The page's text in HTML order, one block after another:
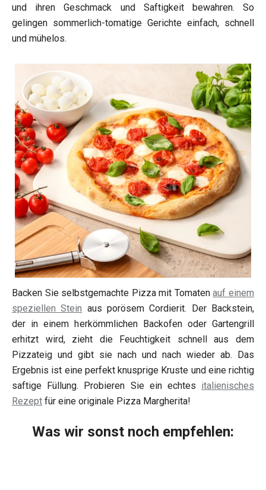
und ihren Geschmack und Saftigkeit bewahren. So
gelingen sommerlich-tomatige Gerichte einfach, schnell
und mühelos.
Backen Sie selbstgemachte Pizza mit Tomatenauf einem
speziellen Stein aus porösem Cordierit. Der Backstein,
der in einem herkömmlichen Backofen oder Gartengrill
erhitzt wird, zieht die Feuchtigkeit schnell aus dem
Pizzateig und gibt sie nach und nach wieder ab. Das
Ergebnis ist eine perfekt knusprige Kruste und eine richtig
saftige Füllung. Probieren Sie ein echtes italienisches
Rezept für eine originale Pizza Margherita!
Was wir sonst noch empfehlen: